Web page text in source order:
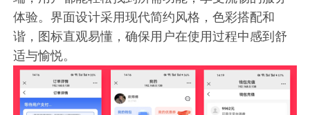
体验。界面设计采用现代简约风格，色彩搭配和
谐，图标直观易懂，确保用户在使用过程中感到舒
适与愉悦。